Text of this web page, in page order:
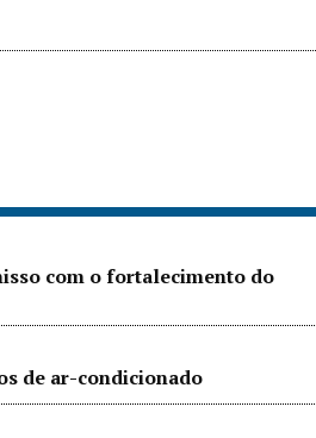
com o fortalecimento do
de ar-condicionado